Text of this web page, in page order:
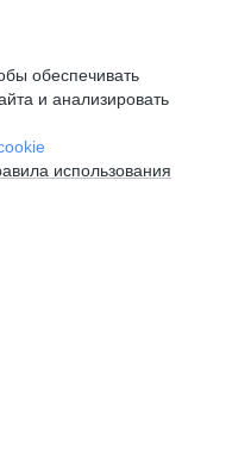
обеспечивать
и анализировать
использования